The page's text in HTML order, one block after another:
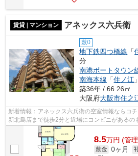
賃貸 | マンション アネックス六兵衛 新
敷0
地下鉄四つ橋線 「
分
南港ポートタウン
南海本線 「住ノ江
築36年 / 66.26㎡
大阪府大阪市住之
新着情報：アネックス六兵衛の空室情報ならコ
新北島店まで徒歩2分と近場にコンビニがあるの
地内ごみ置き場・エレベータなどが揃っ...
8.5万円 (管
敷金 0ヶ月